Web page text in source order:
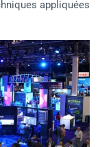
appliquées